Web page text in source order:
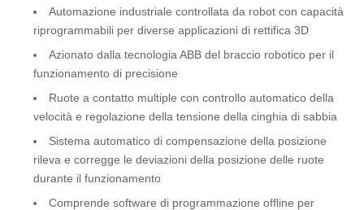
Automazione industriale controllata da robot con capacità
riprogrammabili per diverse applicazioni di rettifica 3D
Azionato dalla tecnologia ABB del braccio robotico per il
funzionamento di precisione
Ruote a contatto multiple con controllo automatico della
velocità e regolazione della tensione della cinghia di sabbia
Sistema automatico di compensazione della posizione
rileva e corregge le deviazioni della posizione delle ruote
durante il funzionamento
Comprende software di programmazione offline per